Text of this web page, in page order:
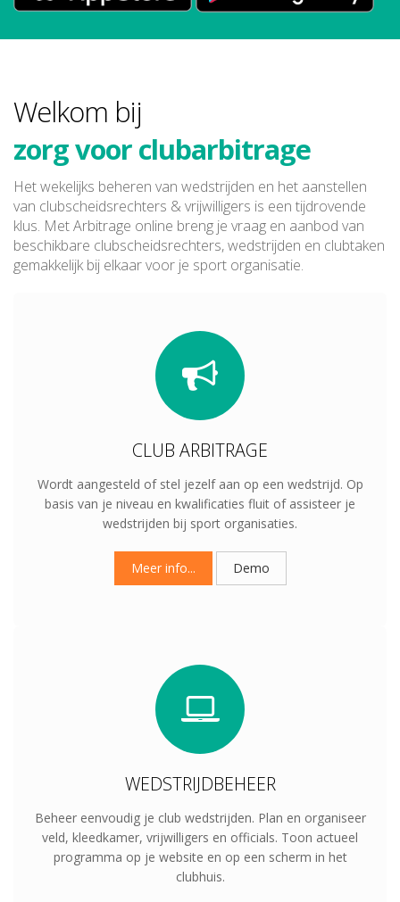
Welkom bij
éénvoudig wedstrijdbeheer
zorg voor clubarbitrage
hulp met clubtaken
Arbitrage online
Het wekelijks beheren van wedstrijden en het aanstellen
van clubscheidsrechters & vrijwilligers is een tijdrovende
klus. Met Arbitrage online breng je vraag en aanbod van
beschikbare clubscheidsrechters, wedstrijden en clubtaken
gemakkelijk bij elkaar voor je sport organisatie.
CLUB ARBITRAGE
Wordt aangesteld of stel jezelf aan op een wedstrijd. Op
basis van je niveau en kwalificaties fluit of assisteer je
wedstrijden bij sport organisaties.
Meer info... Demo
WEDSTRIJDBEHEER
Beheer eenvoudig je club wedstrijden. Plan en organiseer
veld, kleedkamer, vrijwilligers en officials. Toon actueel
programma op je website en op een scherm in het
clubhuis.